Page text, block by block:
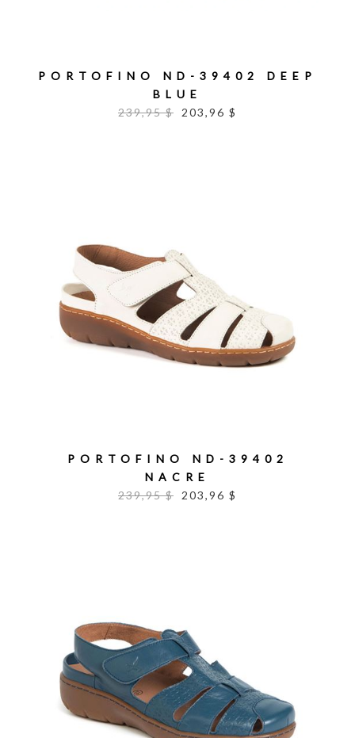
PORTOFINO ND-39402 DEEP
BLUE
239,95 $
203,96 $
PORTOFINO ND-39402
NACRE
239,95 $
203,96 $